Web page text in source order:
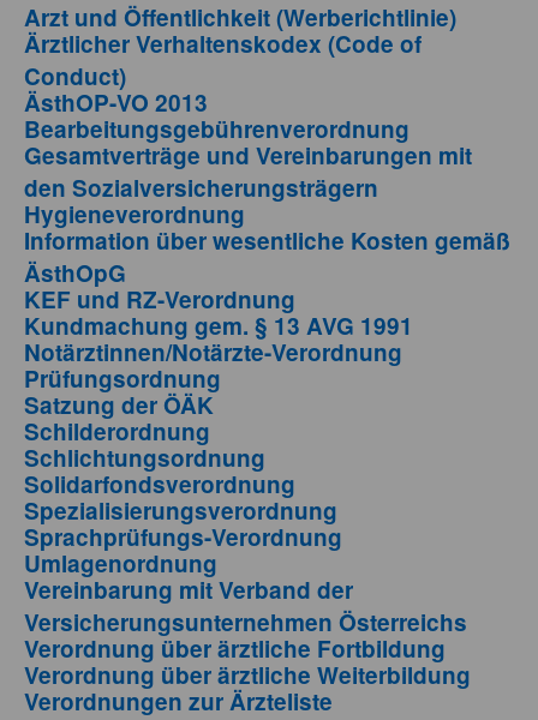
Arzt und Öffentlichkeit (Werberichtlinie)
Ärztlicher Verhaltenskodex (Code of
Conduct)
ÄsthOP-VO 2013
Bearbeitungsgebührenverordnung
Gesamtverträge und Vereinbarungen mit
den Sozialversicherungsträgern
Hygieneverordnung
Information über wesentliche Kosten gemäß
ÄsthOpG
KEF und RZ-Verordnung
Kundmachung gem. § 13 AVG 1991
Notärztinnen/Notärzte-Verordnung
Prüfungsordnung
Satzung der ÖÄK
Schilderordnung
Schlichtungsordnung
Solidarfondsverordnung
Spezialisierungsverordnung
Sprachprüfungs-Verordnung
Umlagenordnung
Vereinbarung mit Verband der
Versicherungsunternehmen Österreichs
Verordnung über ärztliche Fortbildung
Verordnung über ärztliche Weiterbildung
Verordnungen zur Ärzteliste